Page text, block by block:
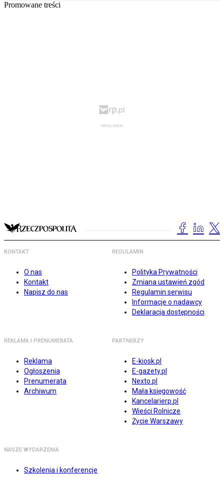
Promowane treści
KONTAKT
O nas
Kontakt
Napisz do nas
REGULAMIN
Polityka Prywatności
Zmiana ustawień zgód
Regulamin serwisu
Informacje o nadawcy
Deklaracja dostępności
REKLAMA I PRENUMERATA
Reklama
Ogłoszenia
Prenumerata
Archiwum
PARTNERZY
E-kiosk.pl
E-gazety.pl
Nexto.pl
Mała księgowość
Kancelarierp.pl
Wieści Rolnicze
Życie Warszawy
NASZE WYDARZENIA
Szkolenia i konferencje